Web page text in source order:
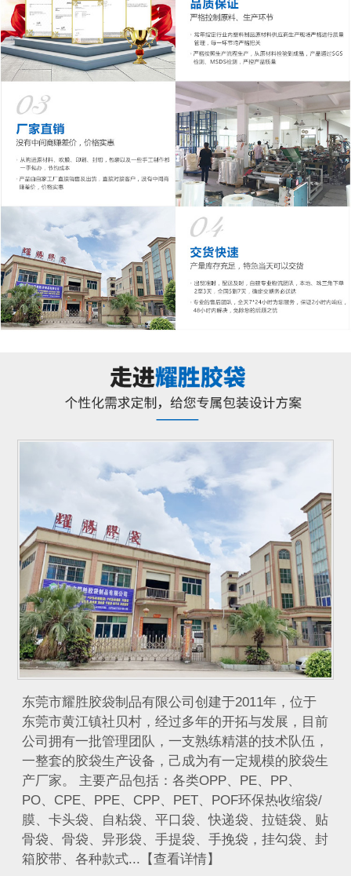
东莞市耀胜胶袋制品有限公司创建于2011年，位于
东莞市黄江镇社贝村，经过多年的开拓与发展，目前
公司拥有一批管理团队，一支熟练精湛的技术队伍，
一整套的胶袋生产设备，己成为有一定规模的胶袋生
产厂家。 主要产品包括：各类OPP、PE、PP、
PO、CPE、PPE、CPP、PET、POF环保热收缩袋/
膜、卡头袋、自粘袋、平口袋、快递袋、拉链袋、贴
骨袋、骨袋、异形袋、手提袋、手挽袋，挂勾袋、封
箱胶带、各种款式...【查看详情】